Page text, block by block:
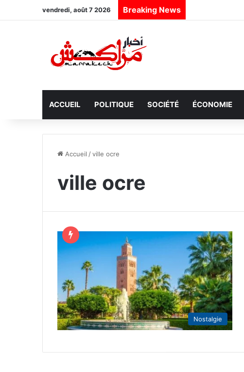
vendredi, août 7 2026 Breaking News
ACCUEIL POLITIQUE SOCIÉTÉ ÉCONOMIE
Accueil /ville ocre
ville ocre
Nostalgie